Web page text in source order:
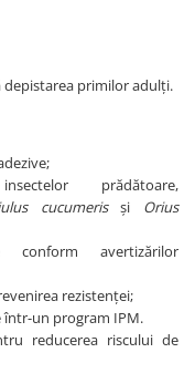
primilor adulți.
prădătoare,
cucumerisși Orius
conform avertizărilor
rezistenței;
într-un program IPM.
reducerea riscului de